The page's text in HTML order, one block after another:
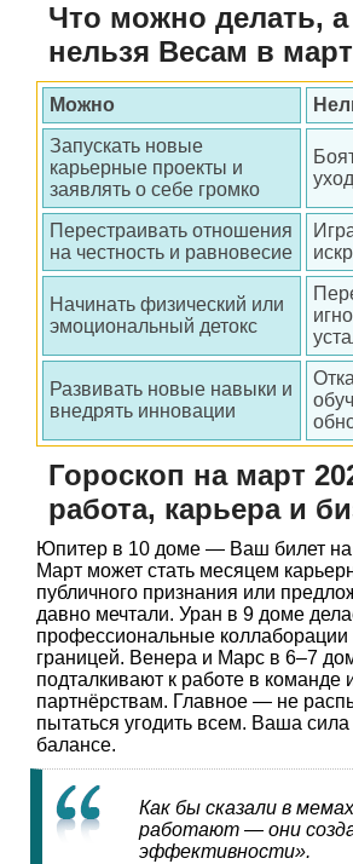
Что можно делать, а
нельзя Весам в
Можно
Запускать новые
карьерные проекты и
заявлять о себе громко
Перестраивать отношения
на честность и равновесие
Начинать физический или
эмоциональный детокс
Развивать новые навыки и
внедрять инновации
Гороскоп на март
работа, карьера и
Юпитер в 10 доме — Ваш билет на
Март может стать месяцем
публичного признания или
давно мечтали. Уран в 9 доме
профессиональные коллаборации
границей. Венера и Марс в 6–7
подталкивают к работе в команде
партнёрствам. Главное — не
пытаться угодить всем. Ваша
балансе.
Как бы сказали в
работают — они
эффективности».